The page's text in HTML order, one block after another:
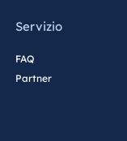
Servizio
FAQ
Partner